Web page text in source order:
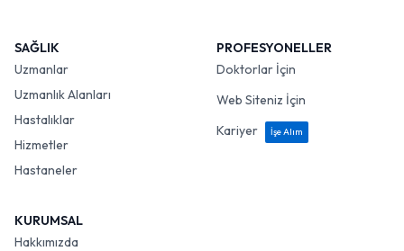
SAĞLIK
Uzmanlar
Uzmanlık Alanları
Hastalıklar
Hizmetler
Hastaneler
PROFESYONELLER
Doktorlar İçin
Web Siteniz İçin
Kariyer
İşe Alım
KURUMSAL
Hakkımızda